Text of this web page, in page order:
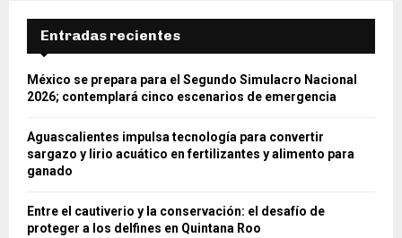
Entradas recientes
México se prepara para el Segundo Simulacro Nacional
2026; contemplará cinco escenarios de emergencia
Aguascalientes impulsa tecnología para convertir
sargazo y lirio acuático en fertilizantes y alimento para
ganado
Entre el cautiverio y la conservación: el desafío de
proteger a los delfines en Quintana Roo